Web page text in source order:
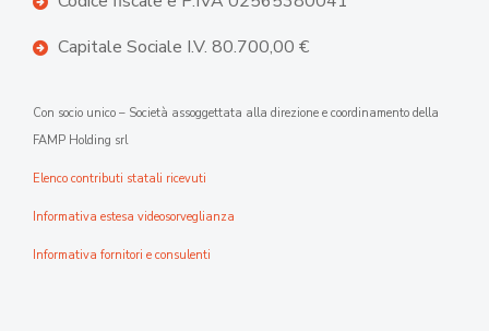
Capitale Sociale I.V. 80.700,00 €
Con socio unico – Società assoggettata alla direzione e coordinamento della
FAMP Holding srl
Elenco contributi statali ricevuti
Informativa estesa videosorveglianza
Informativa fornitori e consulenti